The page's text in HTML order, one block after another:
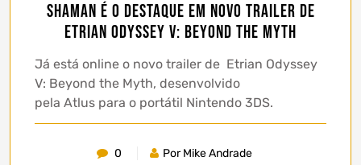
Shaman é o destaque em novo trailer de
Etrian Odyssey V: Beyond the Myth
Já está online o novo trailer de Etrian Odyssey
V: Beyond the Myth, desenvolvido
pela Atlus para o portátil Nintendo 3DS.
0
Por Mike Andrade